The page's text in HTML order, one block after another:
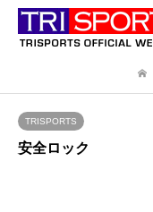
TRISPORTS
安全ロック